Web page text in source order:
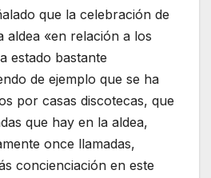
que la celebración de
aldea «en relación a los
estado bastante
de ejemplo que se ha
por casas discotecas, que
que hay en la aldea,
once llamadas,
concienciación en este